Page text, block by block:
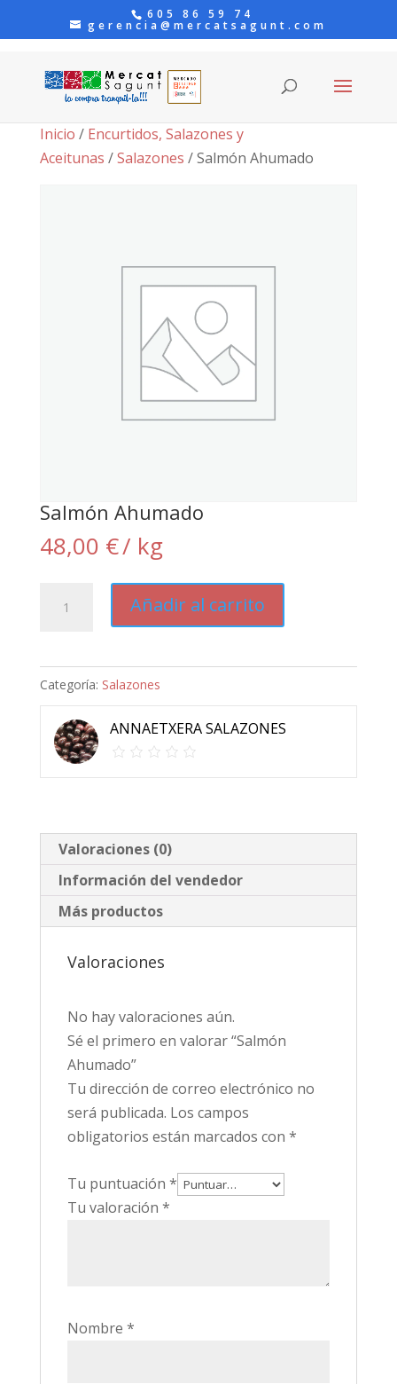
605 86 59 74
gerencia@mercatsagunt.com
Inicio / Encurtidos, Salazones y
Aceitunas /Salazones / Salmón Ahumado
Salmón Ahumado
48,00 €/ kg
Ahumado
Añadir al carrito
Categoría: Salazones
ANNAETXERA SALAZONES
Valoraciones (0)
Información del vendedor
Más productos
Valoraciones
No hay valoraciones aún.
Sé el primero en valorar “Salmón
Ahumado”
Tu dirección de correo electrónico no
será publicada. Los campos
obligatorios están marcados con *
Tu puntuación *
Tu valoración *
Nombre *